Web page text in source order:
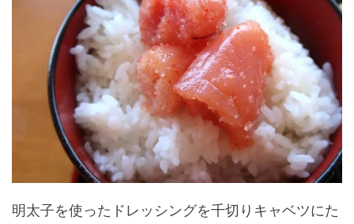
明太子を使ったドレッシングを千切りキャベツにた